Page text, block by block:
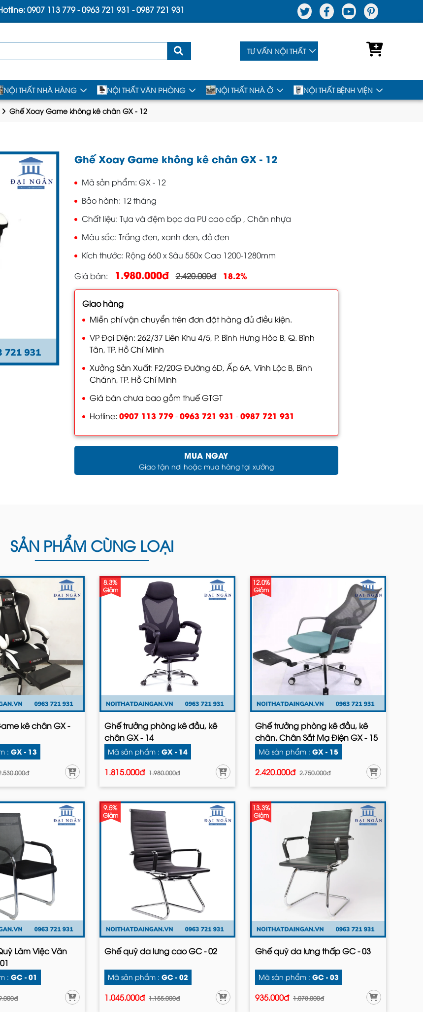
0907 113 779-0963 721 931 -0987 721 931
TƯ VẤN NỘI THẤT
NỘI THẤT NHÀ HÀNG NỘI THẤT VĂN PHÒNG NỘI THẤT NHÀ Ở NỘI THẤT BỆNH VIỆN
Ghế Xoay Game không kê chân GX - 12
Ghế Xoay Game không kê chân GX - 12
Mã sản phẩm GX - 12
Bảo hành 12 tháng
Chất liệu Tựa và đệm bọc da PU cao cấp , Chân nhựa
Màu sắc Trắng đen, xanh đen, đỏ đen
Kích thước Rộng 660 x Sâu 550x Cao 1200-1280mm
Giá bán
1.980.000đ 2.420.000đ 18.2%
Giao hàng
Miễn phí vận chuyển trên đơn đặt hàng đủ điều kiện.
VP Đại Diện: 262/37 Liên Khu 4/5, P. Bình Hưng Hòa B, Q. Bình
Tân, TP. Hồ Chí Minh
Xưởng Sản Xuất: F2/20G Đường 6D, Ấp 6A, Vĩnh Lộc B, Bình
Chánh, TP. Hồ Chí Minh
Giá bán chưa bao gồm thuế GTGT
Hotline: 0907 113 779-0963 721 931 -0987 721 931
MUA NGAY
Giao tận nơi hoặc mua hàng tại xưởng
SẢN PHẨM CÙNG LOẠI
kê chân GX -
: GX - 13
8.3%
Giảm
Ghế trưởng phòng kê đầu, kê
chân GX - 14
Mã sản phẩm : GX - 14
1.815.000đ 1.980.000đ
12.0%
Giảm
Ghế trưởng phòng kê đầu, kê
chân. Chân Sắt Mạ Điện GX - 15
Mã sản phẩm : GX - 15
2.420.000đ 2.750.000đ
Làm Việc Văn
: GC - 01
9.5%
Giảm
Ghế quỳ da lưng cao GC - 02
Mã sản phẩm : GC - 02
1.045.000đ 1.155.000đ
13.3%
Giảm
Ghế quỳ da lưng thấp GC - 03
Mã sản phẩm : GC - 03
935.000đ 1.078.000đ